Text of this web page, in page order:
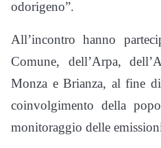
odorigeno”.
All’incontro hanno
Comune, dell’Arpa,
Monza e Brianza, al fine
coinvolgimento della
monitoraggio delle